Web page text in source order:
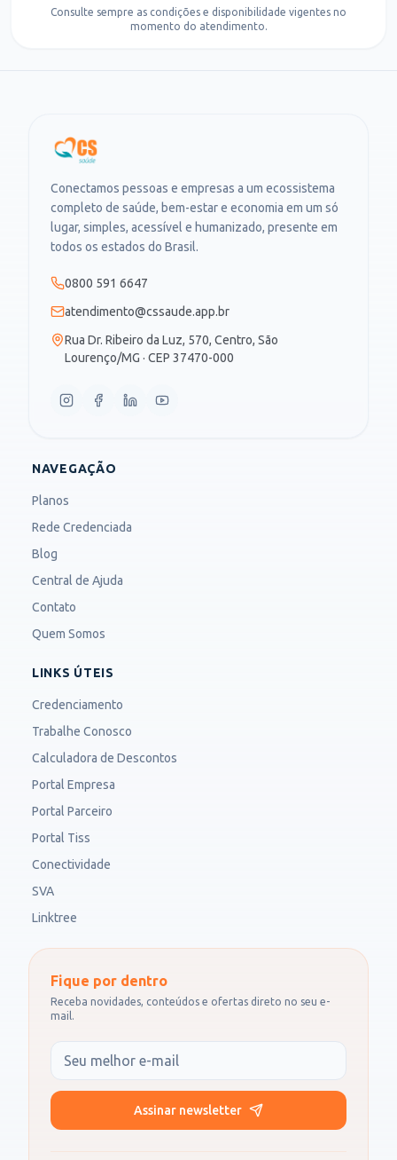
Consulte sempre as condições e disponibilidade vigentes no
momento do atendimento.
Conectamos pessoas e empresas a um ecossistema
completo de saúde, bem-estar e economia em um só
lugar, simples, acessível e humanizado, presente em
todos os estados do Brasil.
0800 591 6647
atendimento@cssaude.app.br
Rua Dr. Ribeiro da Luz, 570, Centro, São
Lourenço/MG · CEP 37470-000
NAVEGAÇÃO
Planos
Rede Credenciada
Blog
Central de Ajuda
Contato
Quem Somos
LINKS ÚTEIS
Credenciamento
Trabalhe Conosco
Calculadora de Descontos
Portal Empresa
Portal Parceiro
Portal Tiss
Conectividade
SVA
Linktree
Fique por dentro
Receba novidades, conteúdos e ofertas direto no seu e-
mail.
Seu e-mail
Assinar newsletter